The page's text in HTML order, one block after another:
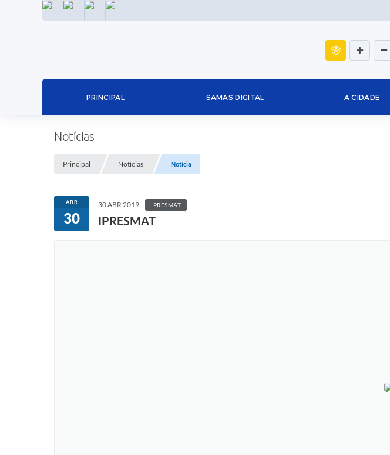
INSTAGRAMFACEBOOKLINKEDIN
PRINCIPAL SAMAS DIGITAL A CIDADE
Notícias
Principal Notícias Notícia
ABR
30
30 ABR 2019 IPRESMAT
IPRESMAT